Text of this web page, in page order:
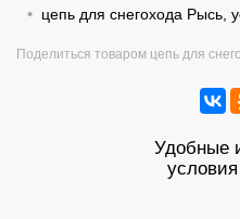
цепь для снегохода Рысь,
Поделиться товаром цепь для
Удобные